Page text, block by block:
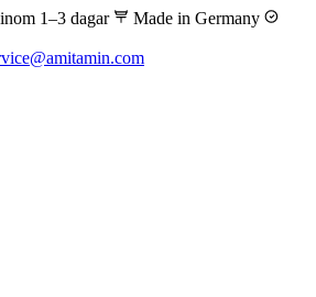
1–3 dagar
Made in Germany